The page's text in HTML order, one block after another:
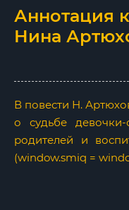
Аннотация
Нина
В повести Н.
о судьбе
родителей и
(window.smiq =